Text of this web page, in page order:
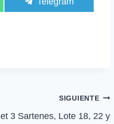
o
SIGUIENTE
3 Sartenes, Lote 18, 22 y